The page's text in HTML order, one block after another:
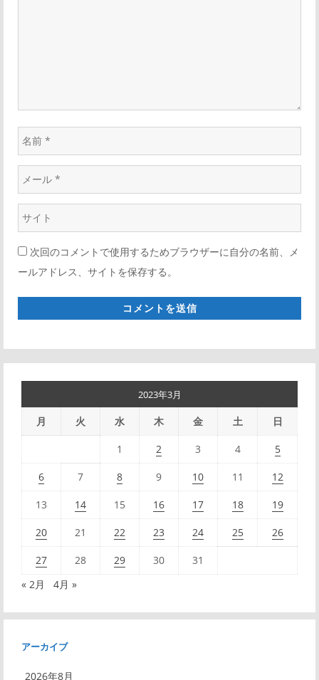
名
前
ー
ル
*
ウ
ェ
ブ
サ
次回のコメントで使用するためブラウザーに自分の名前、メ
ールアドレス、サイトを保存する。
2023年3月
月 火 水 木 金 土 日
1 2 3 4 5
6 7 8 9 10 11 12
13 14 15 16 17 18 19
20 21 22 23 24 25 26
27 28 29 30
31
« 2月
4月 »
アーカイブ
2026年8月